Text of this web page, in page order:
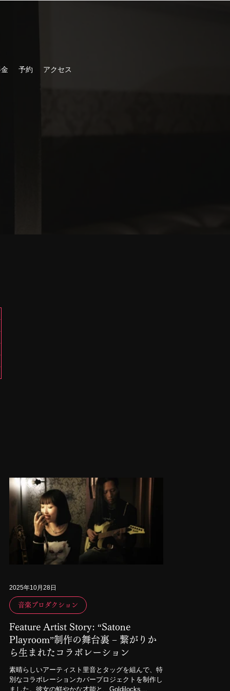
予約 アクセス
Feature Artist Story: “Satone
Playroom”制作の舞台裏 − 繋がりか
ら生まれたコラボレーション
素晴らしいアーティスト里音とタッグを組んで、特
別なコラボレーションカバープロジェクトを制作し
ました。彼女の鮮やかな才能と、Goldilocks
音楽プロダクション
2025年10月28日